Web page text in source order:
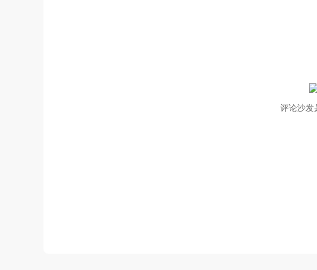
评论沙发